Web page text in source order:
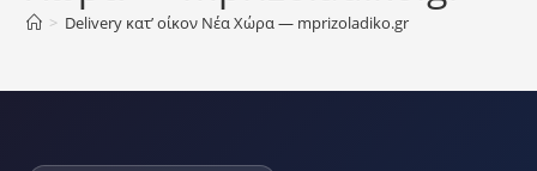
> Delivery κατ’ οίκον Νέα Χώρα — mprizoladiko.gr